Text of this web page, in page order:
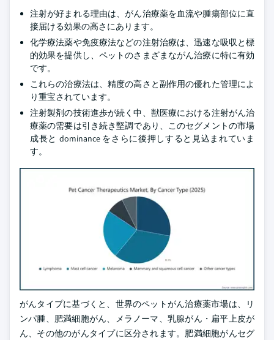
注射が好まれる理由は、がん治療薬を血流や腫瘍部位に直
接届ける効果の高さにあります。
化学療法薬や免疫療法などの注射治療は、迅速な吸収と標
的効果を提供し、ペットのさまざまながん治療に特に有効
です。
これらの治療法は、精度の高さと副作用の優れた管理によ
り重宝されています。
注射製剤の技術進歩が続く中、獣医療における注射がん治
療薬の需要は引き続き堅調であり、このセグメントの市場
成長と dominance をさらに後押しすると見込まれていま
す。
がんタイプに基づくと、世界のペットがん治療薬市場は、リ
ンパ腫、肥満細胞がん、メラノーマ、乳腺がん・扁平上皮が
ん、その他のがんタイプに区分されます。肥満細胞がんセグ